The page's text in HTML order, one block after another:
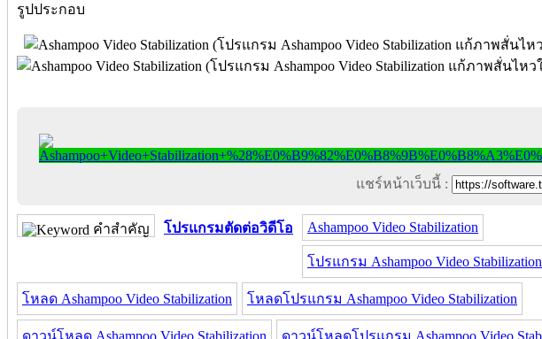
รูปประกอบ
แชร์หน้าเว็บนี้ :
คำสำคัญ โปรแกรมตัดต่อวิดีโอ Ashampoo Video Stabilization
โปรแกรม Ashampoo Video Stabilization
โหลด Ashampoo Video Stabilization โหลดโปรแกรม Ashampoo Video Stabilization
ดาวน์โหลด Ashampoo Video Stabilization ดาวน์โหลดโปรแกรม Ashampoo Video